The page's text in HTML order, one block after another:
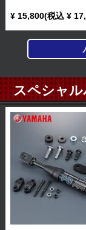
¥ 15,800(税込 ¥
スペシャ